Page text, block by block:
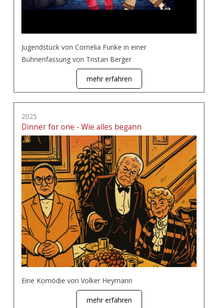
Jugendstück von Cornelia Funke in einer
Bühnenfassung von Tristan Berger
mehr erfahren
2025
Dinner for one - Wie alles begann
Eine Komödie von Volker Heymann
mehr erfahren